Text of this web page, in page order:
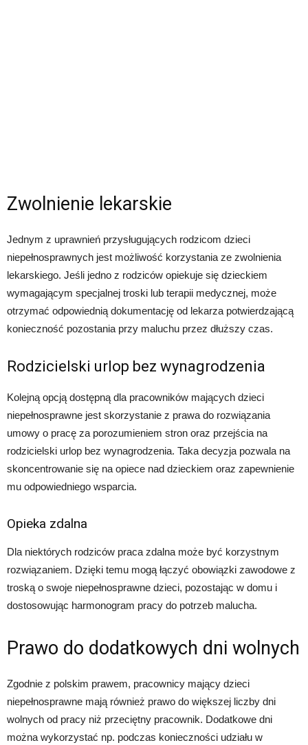
Zwolnienie lekarskie
Jednym z uprawnień przysługujących rodzicom dzieci
niepełnosprawnych jest możliwość korzystania ze zwolnienia
lekarskiego. Jeśli jedno z rodziców opiekuje się dzieckiem
wymagającym specjalnej troski lub terapii medycznej, może
otrzymać odpowiednią dokumentację od lekarza potwierdzającą
konieczność pozostania przy maluchu przez dłuższy czas.
Rodzicielski urlop bez wynagrodzenia
Kolejną opcją dostępną dla pracowników mających dzieci
niepełnosprawne jest skorzystanie z prawa do rozwiązania
umowy o pracę za porozumieniem stron oraz przejścia na
rodzicielski urlop bez wynagrodzenia. Taka decyzja pozwala na
skoncentrowanie się na opiece nad dzieckiem oraz zapewnienie
mu odpowiedniego wsparcia.
Opieka zdalna
Dla niektórych rodziców praca zdalna może być korzystnym
rozwiązaniem. Dzięki temu mogą łączyć obowiązki zawodowe z
troską o swoje niepełnosprawne dzieci, pozostając w domu i
dostosowując harmonogram pracy do potrzeb malucha.
Prawo do dodatkowych dni wolnych
Zgodnie z polskim prawem, pracownicy mający dzieci
niepełnosprawne mają również prawo do większej liczby dni
wolnych od pracy niż przeciętny pracownik. Dodatkowe dni
można wykorzystać np. podczas konieczności udziału w